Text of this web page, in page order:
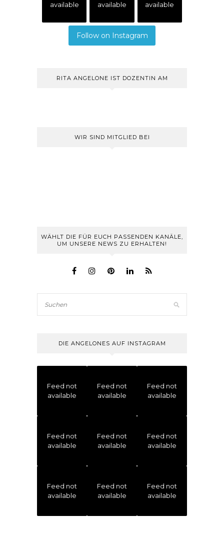
available
available
available
Follow on Instagram
RITA ANGELONE IST DOZENTIN AM
WIR SIND MITGLIED BEI
WÄHLT DIE FÜR EUCH PASSENDEN KANÄLE,
UM UNSERE NEWS ZU ERHALTEN!
DIE ANGELONES AUF INSTAGRAM
Feed not
available
Feed not
available
Feed not
available
Feed not
available
Feed not
available
Feed not
available
Feed not
available
Feed not
available
Feed not
available